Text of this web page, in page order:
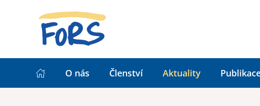
O nás Členství Aktuality